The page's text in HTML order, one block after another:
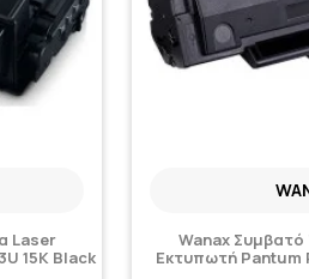
Laser
15K Black
Wanax Συμβατό
Εκτυπωτή Pantum